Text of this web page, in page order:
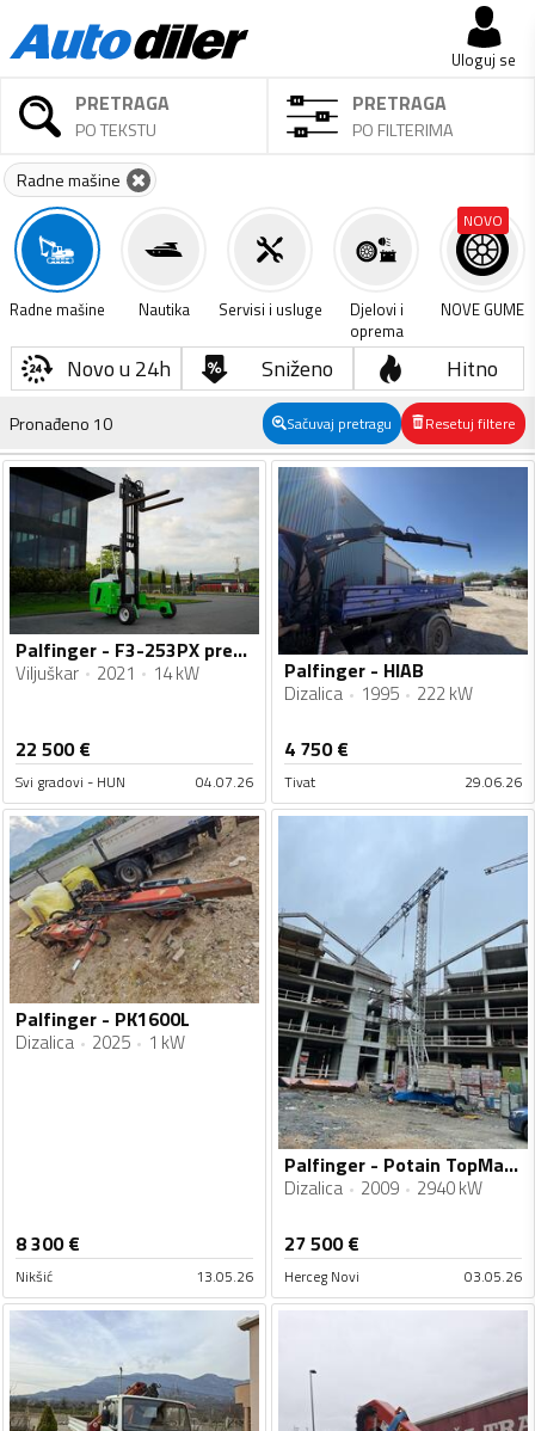
Uloguj se
PRETRAGA
PO TEKSTU
PRETRAGA
PO FILTERIMA
Radne mašine
Radne mašine Nautika Servisi i usluge
Djelovi i
oprema
NOVO
NOVE GUME
Novo u 24h Sniženo Hitno
Pronađeno 10 Sačuvaj pretragu Resetuj filtere
Palfinger - F3-253PX prenosni viljuškar / IMP-4321
Viljuškar 2021 14 kW
22 500€
Svi gradovi - HUN 04.07.26
Palfinger - HIAB
Dizalica 1995 222 kW
4 750€
Tivat 29.06.26
Palfinger - PK1600L
Dizalica 2025 1 kW
8 300€
Nikšić 13.05.26
Palfinger - Potain TopMatic 325B
Dizalica 2009 2940 kW
27 500€
Herceg Novi 03.05.26